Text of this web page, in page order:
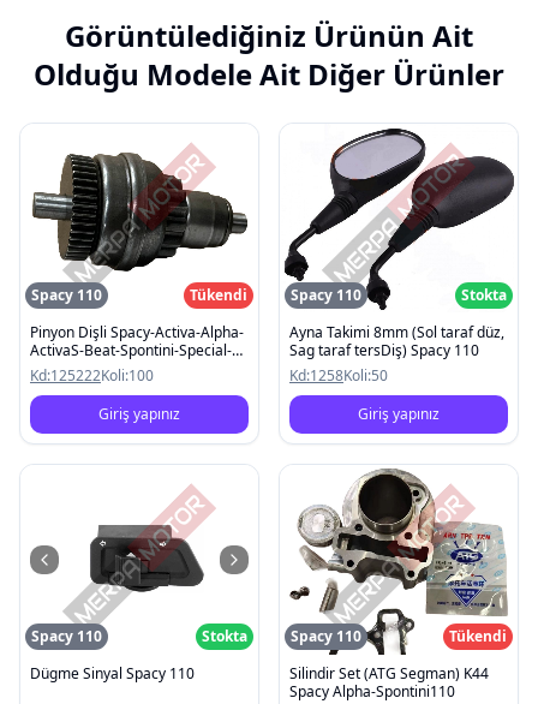
Görüntülediğiniz Ürünün Ait
Olduğu Modele Ait Diğer Ürünler
Spacy 110
Tükendi
Pinyon Dişli Spacy-Activa-Alpha-
ActivaS-Beat-Spontini-Special-
Pleasure
Kd:125222Koli:100
Giriş yapınız
Spacy 110
Stokta
Ayna Takimi 8mm (Sol taraf düz,
Sag taraf tersDiş) Spacy 110
Kd:1258Koli:50
Giriş yapınız
Spacy 110
Stokta
Dügme Sinyal Spacy 110
Spacy 110
Tükendi
Silindir Set (ATG Segman) K44
Spacy Alpha-Spontini110